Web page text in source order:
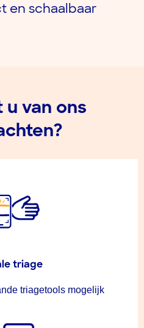
en schaalbaar
u van ons
triage
triagetools mogelijk